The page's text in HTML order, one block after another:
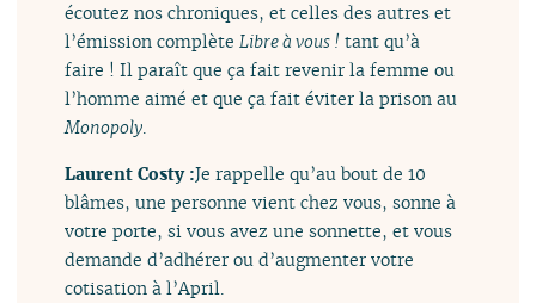
écoutez nos chroniques, et celles des autres et
l’émission complèteLibre à vous ! tant qu’à
faire ! Il paraît que ça fait revenir la femme ou
l’homme aimé et que ça fait éviter la prison au
Monopoly.
Laurent Costy :Je rappelle qu’au bout de 10
blâmes, une personne vient chez vous, sonne à
votre porte, si vous avez une sonnette, et vous
demande d’adhérer ou d’augmenter votre
cotisation à l’April.